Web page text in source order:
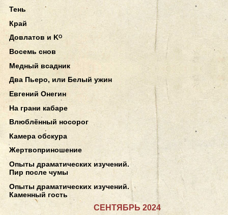
Тень
Край
Довлатов и Kᴼ
Восемь снов
Медный всадник
Два Пьеро, или Белый ужин
Евгений Онегин
На грани кабаре
Влюблённый носорог
Камера обскура
Жертвоприношение
Опыты драматических изучений.
Пир после чумы
Опыты драматических изучений.
Каменный гость
СЕНТЯБРЬ 2024